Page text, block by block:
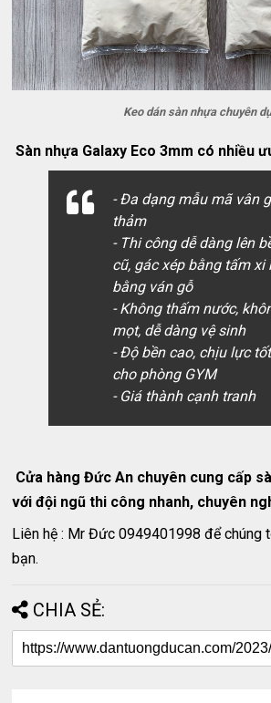
Keo dán sàn nhựa chuyên
Sàn nhựa Galaxy Eco 3mm có nhiều
- Đa dạng mẫu mã vân
thảm
- Thi công dễ dàng lên
cũ, gác xép bằng tấm xi
bằng ván gỗ
- Không thấm nước,
mọt, dễ dàng vệ sinh
- Độ bền cao, chịu lực
cho phòng GYM
- Giá thành cạnh tranh
Cửa hàng Đức An chuyên cung cấp
với đội ngũ thi công nhanh, chuyên
Liên hệ : Mr Đức 0949401998 để chúng
bạn.
CHIA SẺ: